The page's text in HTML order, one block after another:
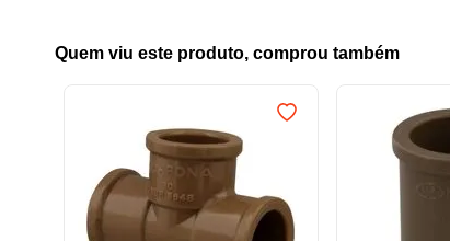
Quem viu este produto, comprou também